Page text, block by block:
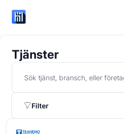
Tjänster
Filter